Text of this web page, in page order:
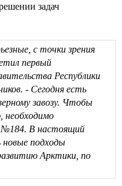
задач
с точки зрения
первый
Республики
- Сегодня есть
завозу. Чтобы
необходимо
№184. В настоящий
подходы
Арктики, по